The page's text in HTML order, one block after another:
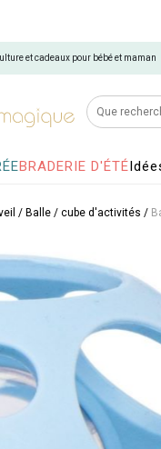
et cadeaux pour bébé et maman
BRADERIE D'ÉTÉ
/ Balle / cube d'activités /